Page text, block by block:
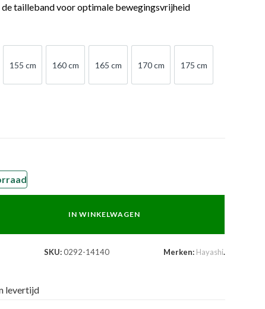
tailleband voor optimale bewegingsvrijheid
155 cm
155 cm
160 cm
160 cm
165 cm
165 cm
170 cm
170 cm
175 cm
175 cm
IN WINKELWAGEN
SKU:0292-14140 Merken: Hayashi.
levertijd